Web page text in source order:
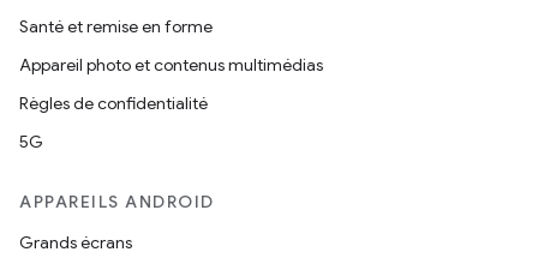
Santé et remise en forme
Appareil photo et contenus multimédias
Règles de confidentialité
5G
APPAREILS ANDROID
Grands écrans